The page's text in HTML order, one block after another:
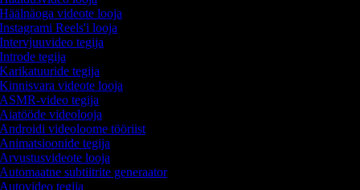
videote looja
Reels'i looja
tegija
tegija
tegija
videote looja
video tegija
videolooja
videoloome tööriist
tegija
looja
subtiitrite generaator
tegija